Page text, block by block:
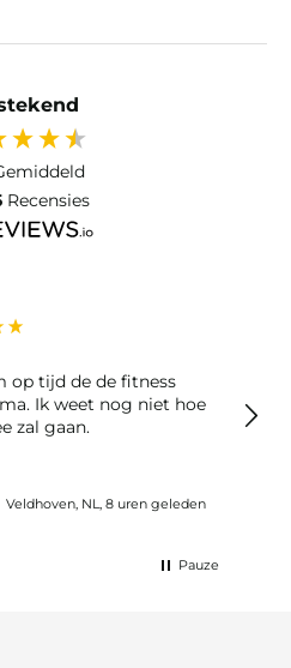
Recensies
op tijd de de fitness
Ik weet nog niet hoe
zal gaan.
Veldhoven, NL, 8 uren geleden
Pauze